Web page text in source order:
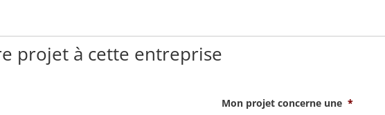
projet à cette entreprise
Mon projet concerne une *